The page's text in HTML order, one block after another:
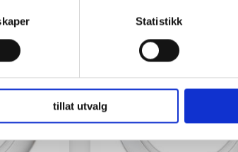
Statistikk
tillat utvalg